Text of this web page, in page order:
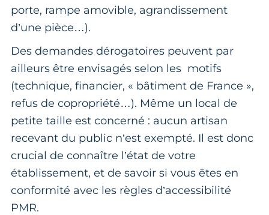
porte, rampe amovible, agrandissement
d’une pièce…).
Des demandes dérogatoires peuvent par
ailleurs être envisagés selon les motifs
(technique, financier, « bâtiment de France »,
refus de copropriété…). Même un local de
petite taille est concerné : aucun artisan
recevant du public n’est exempté. Il est donc
crucial de connaître l’état de votre
établissement, et de savoir si vous êtes en
conformité avec les règles d’accessibilité
PMR.